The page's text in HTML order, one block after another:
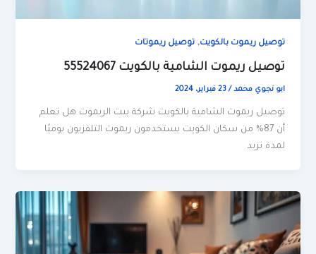
توصيل ريموت بالكويت,توصيل ريموتات
توصيل ريموت الشامية بالكويت 55524067
ابو نجوي محمد/23 فبراير، 2024
توصيل ريموت الشامية بالكويت شركة بيت الريموت هل تعلم
أن 87% من سكان الكويت يستخدمون ريموت التلفزيون يوميًا
لمدة تزيد